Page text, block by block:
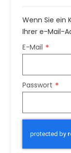
Wenn Sie ein
Ihrer e-Mail-
E-Mail
Passwort